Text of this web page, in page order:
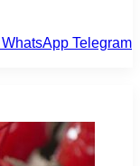
WhatsApp Telegram